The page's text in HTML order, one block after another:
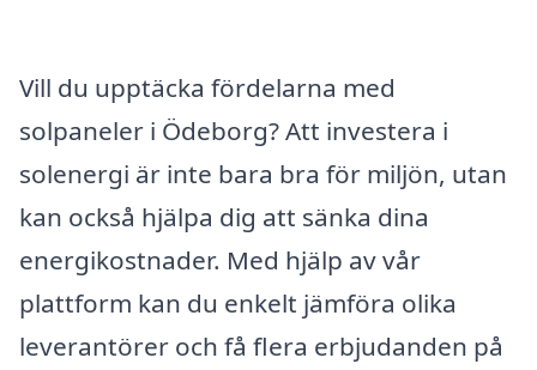
Vill du upptäcka fördelarna med
solpaneler i Ödeborg? Att investera i
solenergi är inte bara bra för miljön, utan
kan också hjälpa dig att sänka dina
energikostnader. Med hjälp av vår
plattform kan du enkelt jämföra olika
leverantörer och få flera erbjudanden på